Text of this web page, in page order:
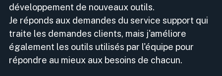
développement de nouveaux outils.
Je réponds aux demandes du service support qui
traite les demandes clients, mais j'améliore
également les outils utilisés par l'équipe pour
répondre au mieux aux besoins de chacun.